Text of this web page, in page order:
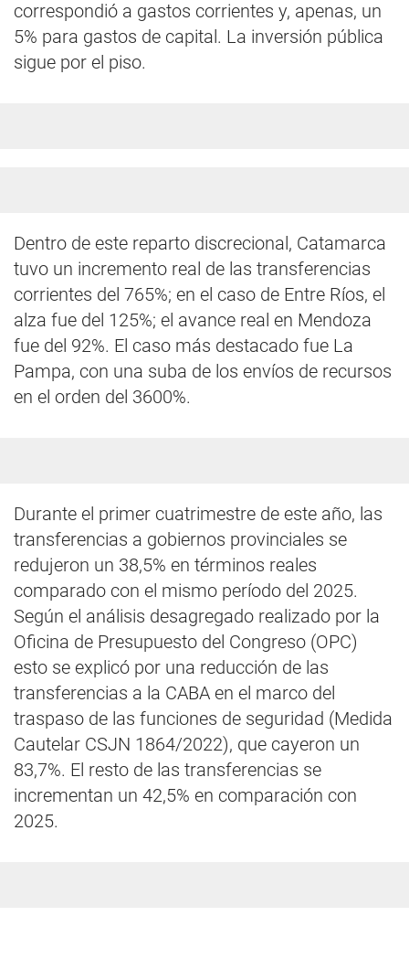
correspondió a gastos corrientes y, apenas, un
5% para gastos de capital. La inversión pública
sigue por el piso.
Dentro de este reparto discrecional, Catamarca
tuvo un incremento real de las transferencias
corrientes del 765%; en el caso de Entre Ríos, el
alza fue del 125%; el avance real en Mendoza
fue del 92%. El caso más destacado fue La
Pampa, con una suba de los envíos de recursos
en el orden del 3600%.
Durante el primer cuatrimestre de este año, las
transferencias a gobiernos provinciales se
redujeron un 38,5% en términos reales
comparado con el mismo período del 2025.
Según el análisis desagregado realizado por la
Oficina de Presupuesto del Congreso (OPC)
esto se explicó por una reducción de las
transferencias a la CABA en el marco del
traspaso de las funciones de seguridad (Medida
Cautelar CSJN 1864/2022), que cayeron un
83,7%. El resto de las transferencias se
incrementan un 42,5% en comparación con
2025.